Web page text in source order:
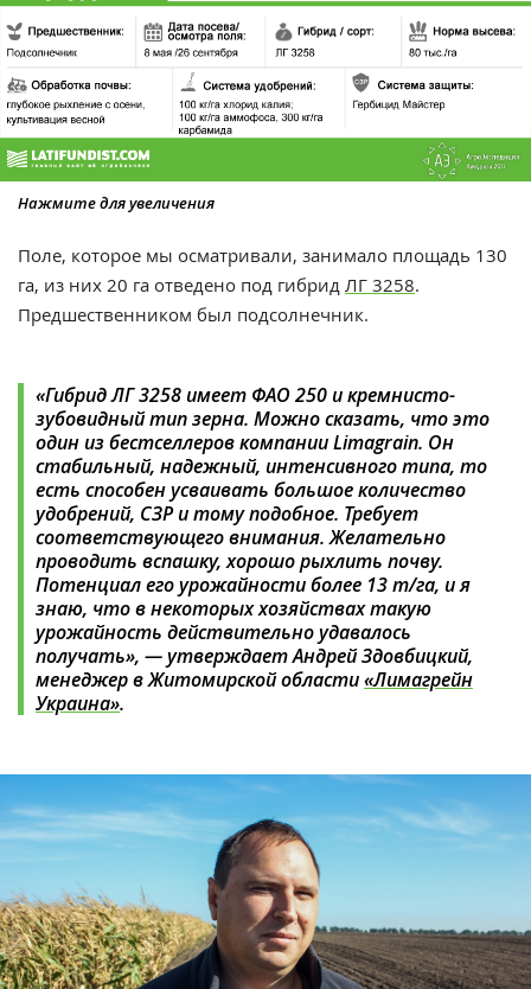
Нажмите для увеличения
Поле, которое мы осматривали, занимало площадь 130
га, из них 20 га отведено под гибрид ЛГ 3258.
Предшественником был подсолнечник.
«Гибрид ЛГ 3258 имеет ФАО 250 и кремнисто-
зубовидный тип зерна. Можно сказать, что это
один из бестселлеров компании Limagrain. Он
стабильный, надежный, интенсивного типа, то
есть способен усваивать большое количество
удобрений, СЗР и тому подобное. Требует
соответствующего внимания. Желательно
проводить вспашку, хорошо рыхлить почву.
Потенциал его урожайности более 13 т/га, и я
знаю, что в некоторых хозяйствах такую
урожайность действительно удавалось
получать», — утверждает Андрей Здовбицкий,
менеджер в Житомирской области«Лимагрейн
Украина».